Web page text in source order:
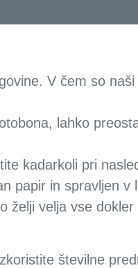
V čem so
lahko
kadarkoli pri
papir in spravljen v
želji velja vse
številne